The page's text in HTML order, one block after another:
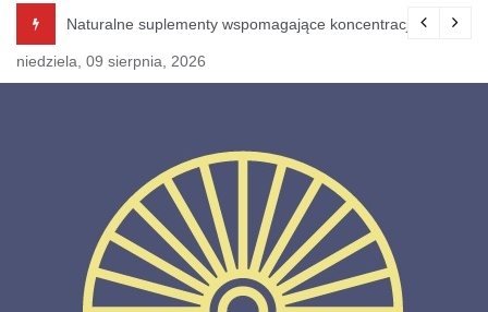
content
i pamięć.Błonnik w codziennej diecie
niedziela, 09 sierpnia, 2026